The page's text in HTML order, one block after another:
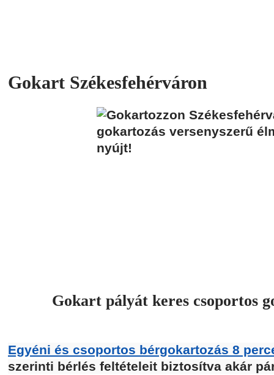
Gokart Székesfehérváron
Gokart pályát keres csoportos
Egyéni és csoportos bérgokartozás 8
szerinti bérlés feltételeit biztosítva akár